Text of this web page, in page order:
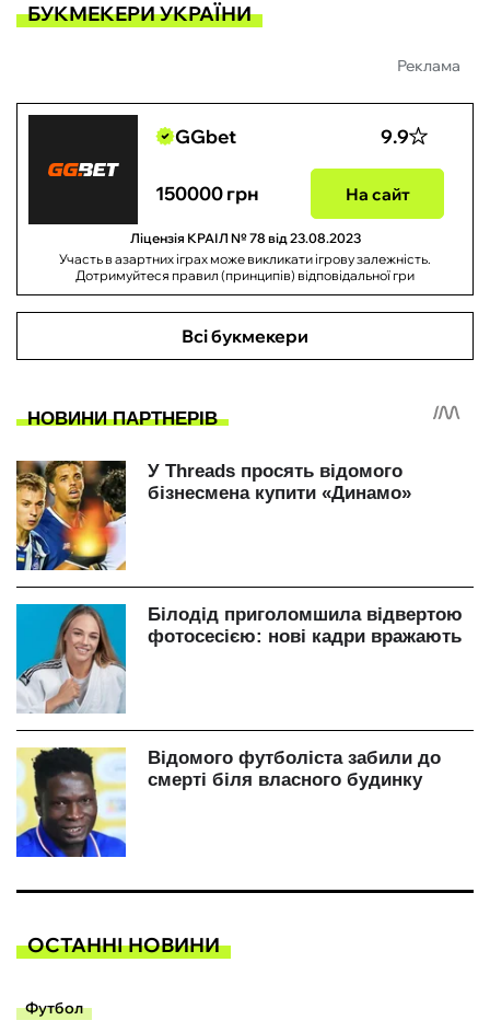
БУКМЕКЕРИ УКРАЇНИ
Реклама
GGbet 9.9
150000 грн На сайт
Ліцензія КРАІЛ № 78 від 23.08.2023
Участь в азартних іграх може викликати ігрову залежність.
Дотримуйтеся правил (принципів) відповідальної гри
Всі букмекери
ОСТАННІ НОВИНИ
Футбол